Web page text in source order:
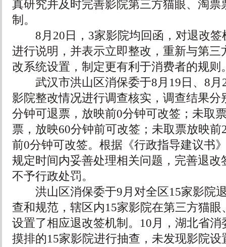
真研究并及时完善影院第三方猫眼、淘票
制。
8月20日，3家影院均回函，对退改签
进行说明，并表示立即整改，重新与第三
改系统设置，制定更有利于消费者的规则
武汉市洪山区消保委于8月19日、8月
影院整改情况进行调查核实，调查结果分
分钟可退票，放映前0分钟可改签；未取
票，放映60分钟前可改签；未取票放映
前0分钟可改签。根据《行政指导建议书
规定时间内妥善处理相关问题，完善退改
不予行政处罚。
洪山区消保委于9月对全区15家影院
查和规范，辖区内15家影院在第三方猫
设置了相应退改签机制。10月，湖北省
摸排的15家影院进行抽查，未发现影院设